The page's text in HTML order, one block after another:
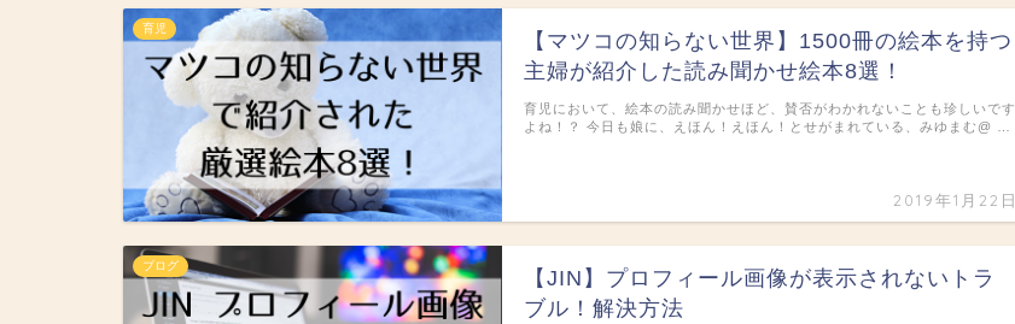
育児
【マツコの知らない世界】1500冊の絵本を持つ
主婦が紹介した読み聞かせ絵本8選！
2019年1月22日
育児において、絵本の読み聞かせほど、賛否がわかれないことも珍しいです
よね！？ 今日も娘に、えほん！えほん！とせがまれている、みゆまむ@ …
ブログ
【JIN】プロフィール画像が表示されないトラ
ブル！解決方法